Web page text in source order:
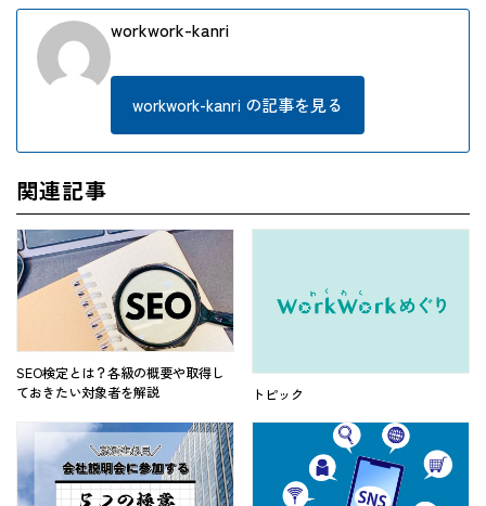
workwork-kanri
workwork-kanri の記事を見る
関連記事
SEO検定とは？各級の概要や取得し
ておきたい対象者を解説
トピック